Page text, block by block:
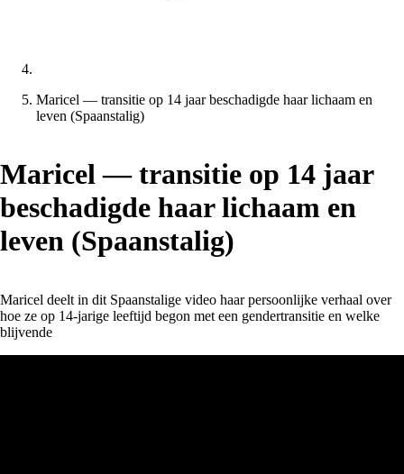
Maricel — transitie op 14 jaar beschadigde haar lichaam en
leven (Spaanstalig)
Maricel — transitie op 14 jaar
beschadigde haar lichaam en
leven (Spaanstalig)
Maricel deelt in dit Spaanstalige video haar persoonlijke verhaal over
hoe ze op 14-jarige leeftijd begon met een gendertransitie en welke
blijvende